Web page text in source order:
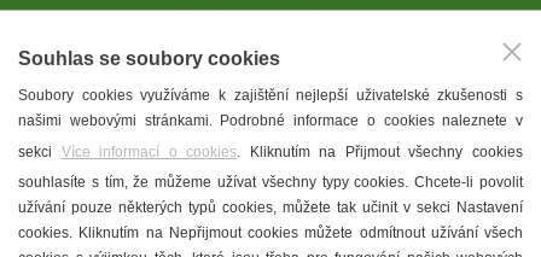
T. G. Masaryk
Mandloně
Ubytování
Restaurace
Městské muzeum a galerie
Souhlas se soubory cookies
Soubory cookies využíváme k zajištění nejlepší uživatelské zkušenosti s
našimi webovými stránkami. Podrobné informace o cookies naleznete v
sekci Více informací o cookies. Kliknutím na Přijmout všechny cookies
souhlasíte s tím, že můžeme užívat všechny typy cookies. Chcete-li povolit
užívání pouze některých typů cookies, můžete tak učinit v sekci Nastavení
cookies. Kliknutím na Nepřijmout cookies můžete odmítnout užívání všech